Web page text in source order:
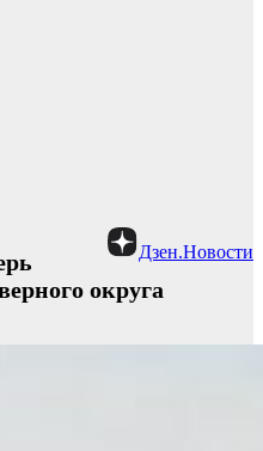
Дзен.Новости
округа